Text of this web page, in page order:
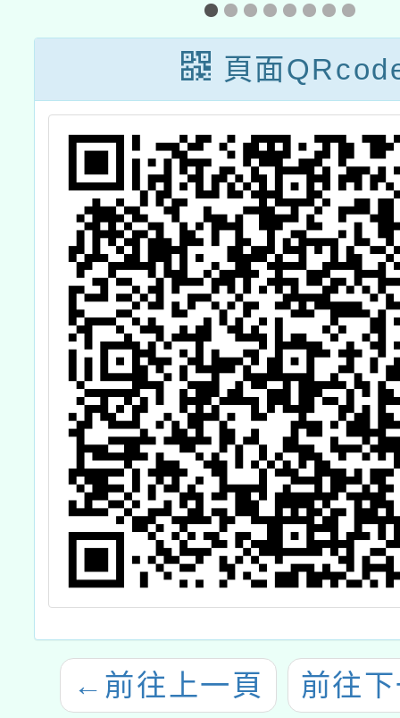
第2屆「灃食夢
想計畫」飲食行
動創意競賽，請
轉知所屬教師、
營養師、午餐秘
書、校廚與相關
教職人員擔任引
導員與學生踴躍
組隊報名
頁面
← 前往上一頁 前往